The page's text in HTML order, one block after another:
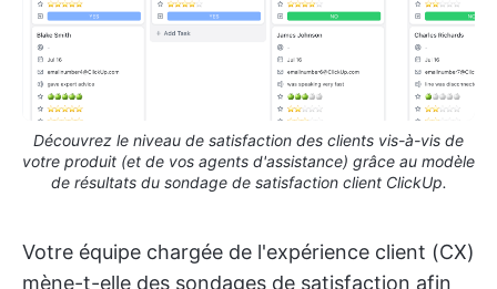
Découvrez le niveau de satisfaction des clients vis-à-vis de
votre produit (et de vos agents d'assistance) grâce au modèle
de résultats du sondage de satisfaction client ClickUp.
Votre équipe chargée de l'expérience client (CX)
mène-t-elle des sondages de satisfaction afin